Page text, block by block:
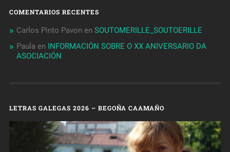
COMENTARIOS RECENTES
Carlos Pinto Pavon en SOUTOMERILLE_SOUTOERILLE
Paula en INFORMACIÓN SOBRE O XX ANIVERSARIO DA
ASOCIACIÓN
LETRAS GALEGAS 2026 – BEGOÑA CAAMAÑO